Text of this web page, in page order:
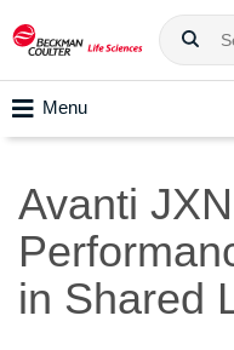
Menu
Avanti
in Shared